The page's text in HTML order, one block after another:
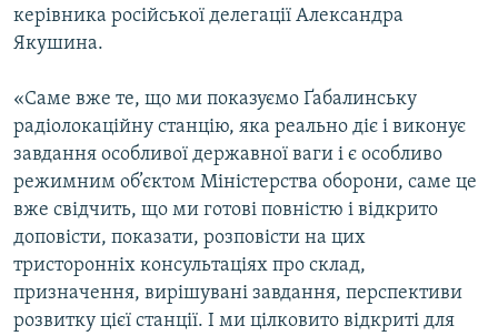
Усі сайти RFE/RL
керівника російської делегації Александра
Якушина.
«Саме вже те, що ми показуємо Ґабалинську
радіолокаційну станцію, яка реально діє і виконує
завдання особливої державної ваги і є особливо
режимним об’єктом Міністерства оборони, саме це
вже свідчить, що ми готові повністю і відкрито
доповісти, показати, розповісти на цих
тристоронніх консультаціях про склад,
призначення, вирішувані завдання, перспективи
розвитку цієї станції. І ми цілковито відкриті для